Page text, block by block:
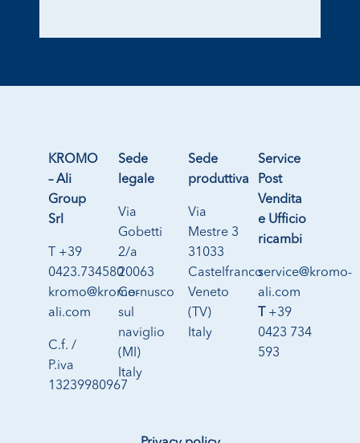
KROMO
– Ali
Group
Srl
T +39
0423.734580
kromo@kromo-
ali.com
C.f. /
P.iva
13239980967
Sede
legale
Via
Gobetti
2/a
20063
Cernusco
sul
naviglio
(MI)
Italy
Sede
produttiva
Via
Mestre 3
31033
Castelfranco
Veneto
(TV)
Italy
Service
Post
Vendita
e Ufficio
ricambi
service@kromo-
ali.com
+39
0423 734
593